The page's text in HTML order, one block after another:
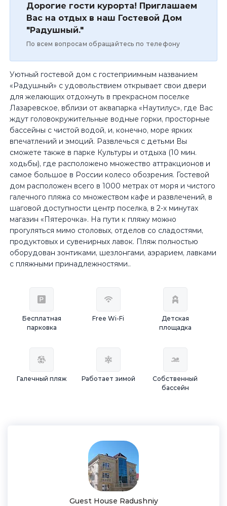
Дорогие гости курорта! Приглашаем
Вас на отдых в наш Гостевой Дом
"Радушный."
По всем вопросам обращайтесь по телефону
Уютный гостевой дом с гостеприимным названием
«Радушный» с удовольствием открывает свои двери
для желающих отдохнуть в прекрасном поселке
Лазаревское, вблизи от аквапарка «Наутилус», где Вас
ждут головокружительные водные горки, просторные
бассейны с чистой водой, и, конечно, море ярких
впечатлений и эмоций. Развлечься с детьми Вы
сможете также в парке Культуры и отдыха (10 мин.
ходьбы), где расположено множество аттракционов и
самое большое в России колесо обозрения. Гостевой
дом расположен всего в 1000 метрах от моря и чистого
галечного пляжа со множеством кафе и развлечений, в
шаговой доступности центр поселка, в 2-х минутах
магазин «Пятерочка». На пути к пляжу можно
прогуляться мимо столовых, отделов со сладостями,
продуктовых и сувенирных лавок. Пляж полностью
оборудован зонтиками, шезлонгами, аэрарием, лавками
с пляжными принадлежностями..
Бесплатная
парковка
Free Wi-Fi
Детская
площадка
Галечный пляж Работает зимой
Собственный
бассейн
Guest House Radushniy